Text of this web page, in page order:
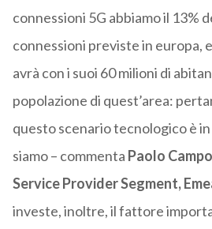
connessioni 5G abbiamo il 13%
connessioni previste in europa,
avrà con i suoi 60 milioni di
popolazione di quest’area:
questo scenario tecnologico è
siamo – commenta Paolo
Service Provider Segment,
investe, inoltre, il fattore